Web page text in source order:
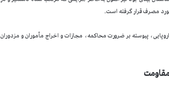
مصرف قرار گرفته است.
پیوسته بر ضرورت محاکمه، مجازات و اخراج مأموران و مزدوران